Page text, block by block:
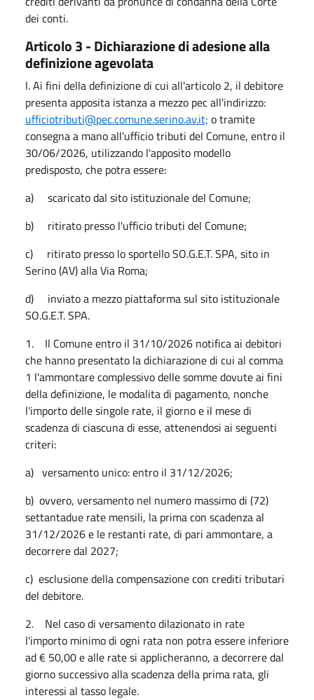
dei conti.
Articolo 3 - Dichiarazione di adesione alla
definizione agevolata
l. Ai fini della definizione di cui all'articolo 2, il debitore
presenta apposita istanza a mezzo pec all'indirizzo:
ufficiotributi@pec.comune.serino.av.it; o tramite
consegna a mano all'ufficio tributi del Comune, entro il
30/06/2026, utilizzando l'apposito modello
predisposto, che potra essere:
a) scaricato dal sito istituzionale del Comune;
b) ritirato presso l'ufficio tributi del Comune;
c) ritirato presso lo sportello SO.G.E.T. SPA, sito in
Serino (AV) alla Via Roma;
d) inviato a mezzo piattaforma sul sito istituzionale
SO.G.E.T. SPA.
1. Il Comune entro il 31/10/2026 notifica ai debitori
che hanno presentato la dichiarazione di cui al comma
1 l'ammontare complessivo delle somme dovute ai fini
della definizione, le modalita di pagamento, nonche
l'importo delle singole rate, il giorno e il mese di
scadenza di ciascuna di esse, attenendosi ai seguenti
criteri:
a) versamento unico: entro il 31/12/2026;
b) ovvero, versamento nel numero massimo di (72)
settantadue rate mensili, la prima con scadenza al
31/12/2026 e le restanti rate, di pari ammontare, a
decorrere dal 2027;
c) esclusione della compensazione con crediti tributari
del debitore.
2. Nel caso di versamento dilazionato in rate
l'importo minimo di ogni rata non potra essere inferiore
ad € 50,00 e alle rate si applicheranno, a decorrere dal
giorno successivo alla scadenza della prima rata, gli
interessi al tasso legale.